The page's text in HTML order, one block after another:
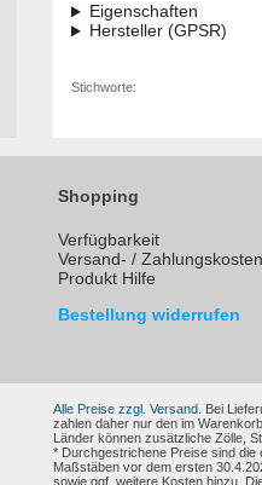
Eigenschaften
Hersteller (GPSR)
Stichworte:
Shopping
Verfügbarkeit
Versand- / Zahlungskosten
Produkt Hilfe
Bestellung widerrufen
Alle Preise zzgl. Versand. Bei
zahlen daher nur den im
Länder können zusätzliche Zölle,
* Durchgestrichene Preise sind
Maßstäben vor dem ersten
sowie ggf. weitere Kosten hinzu.